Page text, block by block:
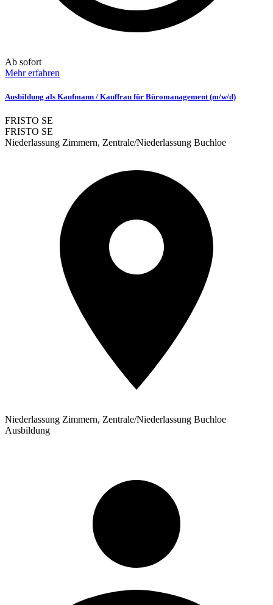
Ab sofort
Mehr erfahren
Ausbildung als Kaufmann / Kauffrau für Büromanagement (m/w/d)
FRISTO SE
FRISTO SE
Niederlassung Zimmern, Zentrale/Niederlassung Buchloe
Niederlassung Zimmern, Zentrale/Niederlassung Buchloe
Ausbildung